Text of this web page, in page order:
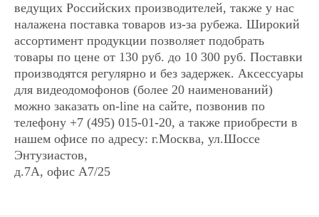
SHERLOCK
Арт: 0291
14 887Р Есть в наличии
● Экран: 10 дюймов ● Каналы:2
панели,2 камеры ● Управление:
сенсорное ● Запись:отсутствует ●
Внешний блок питания ● Год: 2016
Купить в 1 клик
SHERLOCK
Арт: 0291
14 887Р Есть в наличии
● Экран: 10 дюймов ● Каналы:2
панели,2 камеры ● Управление:
сенсорное ● Запись:отсутствует ●
Внешний блок питания ● Год: 2016
Купить в 1 клик
ведущих Российских производителей, также у нас
налажена поставка товаров из-за рубежа. Широкий
ассортимент продукции позволяет подобрать
товары по цене от 130 руб. до 10 300 руб. Поставки
производятся регулярно и без задержек. Аксессуары
для видеодомофонов (более 20 наименований)
можно заказать on-line на сайте, позвонив по
телефону +7 (495) 015-01-20, а также приобрести в
нашем офисе по адресу: г.Москва, ул.Шоссе
Энтузиастов,
д.7А, офис А7/25